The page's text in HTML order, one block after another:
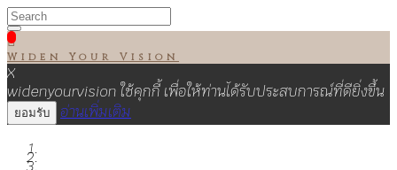

Widen Your Vision
X
widenyourvision ใช้คุกกี้ เพื่อให้ท่านได้รับประสบการณ์ที่ดียิ่งขึ้น
ยอมรับ อ่านเพิ่มเติม